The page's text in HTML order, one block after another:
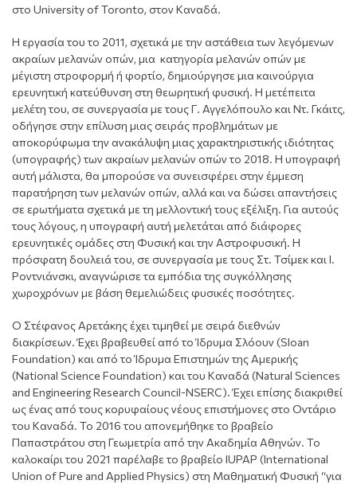
στο University of Toronto, στον Καναδά.
Η εργασία του το 2011, σχετικά με την αστάθεια των λεγόμενων
ακραίων μελανών οπών, μια κατηγορία μελανών οπών με
μέγιστη στροφορμή ή φορτίο, δημιούργησε μια καινούργια
ερευνητική κατεύθυνση στη θεωρητική φυσική. Η μετέπειτα
μελέτη του, σε συνεργασία με τους Γ. Αγγελόπουλο και Ντ. Γκάιτς,
οδήγησε στην επίλυση μιας σειράς προβλημάτων με
αποκορύφωμα την ανακάλυψη μιας χαρακτηριστικής ιδιότητας
(υπογραφής) των ακραίων μελανών οπών το 2018. Η υπογραφή
αυτή μάλιστα, θα μπορούσε να συνεισφέρει στην έμμεση
παρατήρηση των μελανών οπών, αλλά και να δώσει απαντήσεις
σε ερωτήματα σχετικά με τη μελλοντική τους εξέλιξη. Για αυτούς
τους λόγους, η υπογραφή αυτή μελετάται από διάφορες
ερευνητικές ομάδες στη Φυσική και την Αστροφυσική. Η
πρόσφατη δουλειά του, σε συνεργασία με τους Στ. Τσίμεκ και Ι.
Ροντνιάνσκι, αναγνώρισε τα εμπόδια της συγκόλλησης
χωροχρόνων με βάση θεμελιώδεις φυσικές ποσότητες.
Ο Στέφανος Αρετάκης έχει τιμηθεί με σειρά διεθνών
διακρίσεων. Έχει βραβευθεί από το Ίδρυμα Σλόουν (Sloan
Foundation) και από το Ίδρυμα Επιστημών της Αμερικής
(National Science Foundation) και του Καναδά (Natural Sciences
and Engineering Research Council-NSERC). Έχει επίσης διακριθεί
ως ένας από τους κορυφαίους νέους επιστήμονες στο Οντάριο
του Καναδά. Το 2016 του απονεμήθηκε το βραβείο
Παπαστράτου στη Γεωμετρία από την Ακαδημία Αθηνών. Το
καλοκαίρι του 2021 παρέλαβε το βραβείο IUPAP (International
Union of Pure and Applied Physics) στη Μαθηματική Φυσική “για